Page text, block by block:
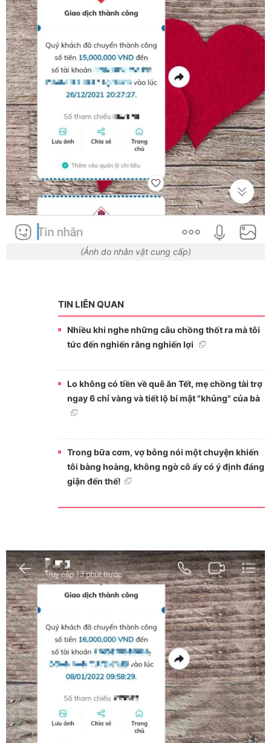
(Ảnh do nhân vật cung cấp)
TIN LIÊN QUAN
Nhiều khi nghe những câu chồng thốt ra mà tôi
tức đến nghiến răng nghiến lợi
Lo không có tiền về quê ăn Tết, mẹ chồng tài trợ
ngay 6 chỉ vàng và tiết lộ bí mật "khủng" của bà
Trong bữa cơm, vợ bỗng nói một chuyện khiến
tôi bàng hoàng, không ngờ cô ấy có ý định đáng
giận đến thế!